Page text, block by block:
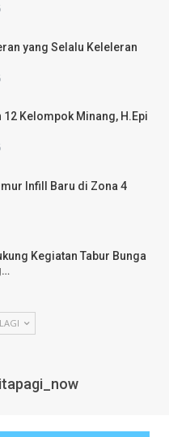
yang Selalu Keleleran
12 Kelompok Minang, H.Epi
Infill Baru di Zona 4
Kegiatan Tabur Bunga